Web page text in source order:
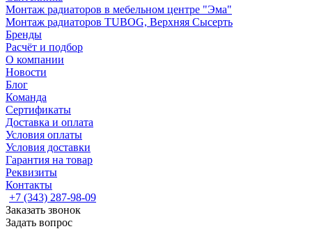
Монтаж радиаторов в мебельном центре "Эма"
Монтаж радиаторов TUBOG, Верхняя Сысерть
Бренды
Расчёт и подбор
О компании
Новости
Блог
Команда
Сертификаты
Доставка и оплата
Условия оплаты
Условия доставки
Гарантия на товар
Реквизиты
Контакты
+7 (343) 287-98-09
Заказать звонок
Задать вопрос